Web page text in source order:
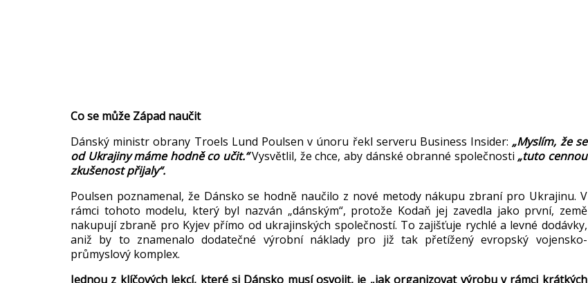
Co se může Západ naučit
Dánský ministr obrany Troels Lund Poulsen v únoru řekl serveru Business Insider: „Myslím, že se
od Ukrajiny máme hodně co učit.“Vysvětlil, že chce, aby dánské obranné společnosti „tuto cennou
zkušenost přijaly“.
Poulsen poznamenal, že Dánsko se hodně naučilo z nové metody nákupu zbraní pro Ukrajinu. V
rámci tohoto modelu, který byl nazván „dánským“, protože Kodaň jej zavedla jako první, země
nakupují zbraně pro Kyjev přímo od ukrajinských společností. To zajišťuje rychlé a levné dodávky,
aniž by to znamenalo dodatečné výrobní náklady pro již tak přetížený evropský vojensko-
průmyslový komplex.
Jednou z klíčových lekcí, které si Dánsko musí osvojit, je „jak organizovat výrobu v rámci krátkých